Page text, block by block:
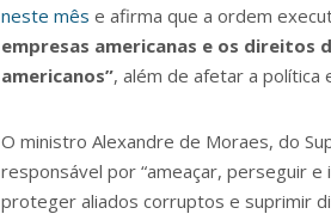
neste mês e afirma que a ordem
empresas americanas e os direitos
americanos”, além de afetar a política
O ministro Alexandre de Moraes, do
responsável por “ameaçar, perseguir
proteger aliados corruptos e suprimir